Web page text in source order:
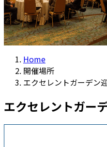
Home
開催場所
エクセレントガーデン
エクセレントガー